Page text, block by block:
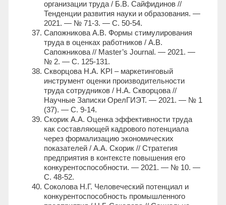
организации труда / Б.В. Сайфидинов //
Тенденции развития науки и образования. —
2021. — № 71-3. — С. 50-54.
Сапожникова А.В. Формы стимулирования
труда в оценках работников / А.В.
Сапожникова // Master’s Journal. — 2021. —
№ 2. — С. 125-131.
Скворцова Н.А. KPI – маркетинговый
инструмент оценки производительности
труда сотрудников / Н.А. Скворцова //
Научные Записки ОрелГИЭТ. — 2021. — № 1
(37). — С. 9-14.
Скорик А.А. Оценка эффективности труда
как составляющей кадрового потенциала
через формализацию экономических
показателей / А.А. Скорик // Стратегия
предприятия в контексте повышения его
конкурентоспособности. — 2021. — № 10. —
С. 48-52.
Соколова Н.Г. Человеческий потенциал и
конкурентоспособность промышленного